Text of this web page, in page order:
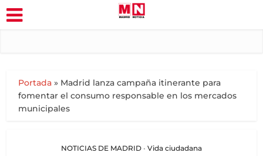
Portada » Madrid lanza campaña itinerante para
fomentar el consumo responsable en los mercados
municipales
NOTICIAS DE MADRID • Vida ciudadana